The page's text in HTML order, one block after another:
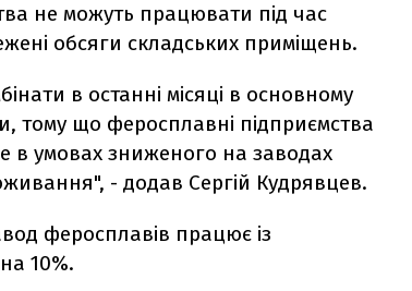
не можуть працювати під час
обсяги складських приміщень.
в останні місяці в основному
тому що феросплавні підприємства
в умовах зниженого на заводах
- додав Сергій Кудрявцев.
феросплавів працює із
10%.